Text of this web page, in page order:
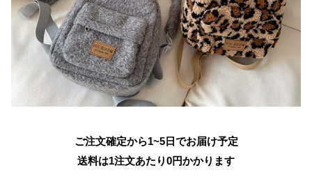
ご注文確定から1~5日でお届け予定
送料は1注文あたり0円かかります